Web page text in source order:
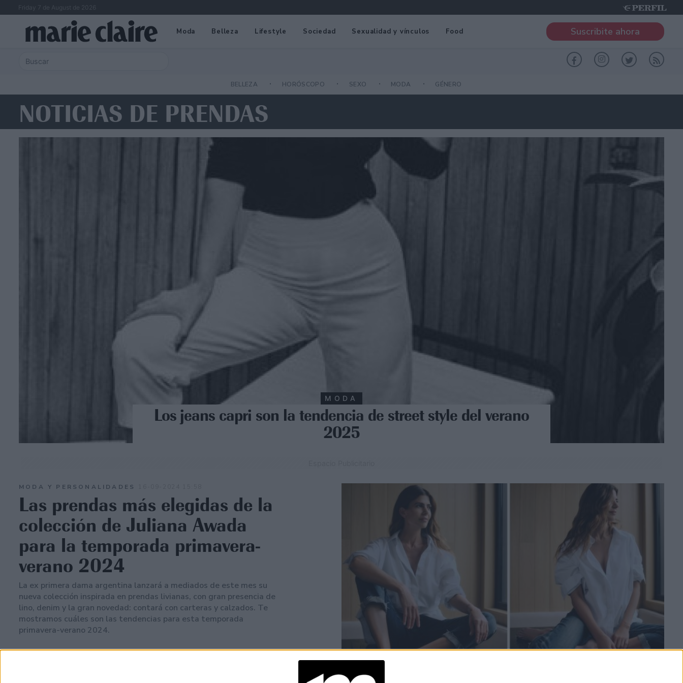
Friday 7 de August de 2026
Moda Belleza Lifestyle Sociedad Sexualidad y vínculos Food Suscribite ahora
BELLEZA HORÓSCOPO SEXO MODA GÉNERO
NOTICIAS DE PRENDAS
MODA
Los jeans capri son la tendencia de street style del verano
2025
MODA Y PERSONALIDADES
Las prendas más elegidas de la
colección de Juliana Awada
para la temporada primavera-
verano 2024
La ex primera dama argentina lanzará a mediados de este mes su
nueva colección inspirada en prendas livianas, con gran presencia de
lino, denim y la gran novedad: contará con carteras y calzados. Te
mostramos cuáles son las tendencias para esta temporada
primavera-verano 2024.